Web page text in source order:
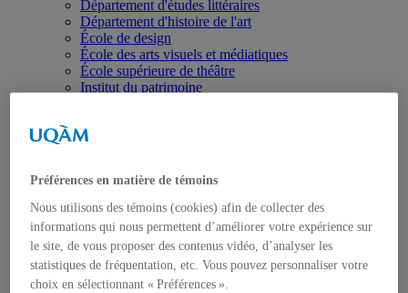
Département d'études littéraires
Département d'histoire de l'art
École de design
École des arts visuels et médiatiques
École supérieure de théâtre
Institut du patrimoine
École de langues
Département de didactique
Département de didactique des langues
Département d'éducation et formation spécialisées
Département d'éducation et pédagogie
Gestion
Département de finance
Département de management
Préférences en matière de témoins
Nous utilisons des témoins (cookies) afin de collecter des
informations qui nous permettent d’améliorer votre expérience sur
le site, de vous proposer des contenus vidéo, d’analyser les
statistiques de fréquentation, etc. Vous pouvez personnaliser votre
choix en sélectionnant « Préférences ».